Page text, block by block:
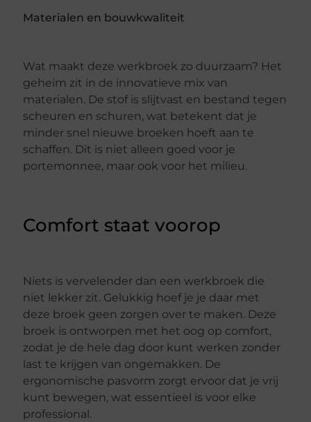
Materialen en bouwkwaliteit
Wat maakt deze werkbroek zo duurzaam? Het
geheim zit in de innovatieve mix van
materialen. De stof is slijtvast en bestand tegen
scheuren en schuren, wat betekent dat je
minder snel nieuwe broeken hoeft aan te
schaffen. Dit is niet alleen goed voor je
portemonnee, maar ook voor het milieu.
Comfort staat voorop
Niets is vervelender dan een werkbroek die
niet lekker zit. Gelukkig hoef je je daar met
deze broek geen zorgen over te maken. Deze
broek is ontworpen met het oog op comfort,
zodat je de hele dag door kunt werken zonder
last te krijgen van ongemakken. De
ergonomische pasvorm zorgt ervoor dat je vrij
kunt bewegen, wat essentieel is voor elke
professional.